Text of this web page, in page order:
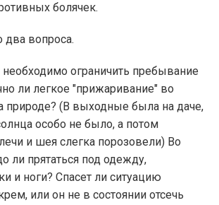
болячек.
два вопроса.
необходимо ограничить пребывание
ли легкое "прижаривание" во
природе? (В выходные была на даче,
особо не было, а потом
и шея слегка порозовели) Во
ли прятаться под одежду,
и ноги? Спасет ли ситуацию
или он не в состоянии отсечь